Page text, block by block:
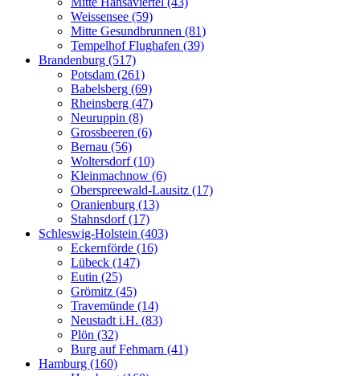
Weissensee (59)
Mitte Gesundbrunnen (81)
Tempelhof Flughafen (39)
Brandenburg (517)
Potsdam (261)
Babelsberg (69)
Rheinsberg (47)
Neuruppin (8)
Grossbeeren (6)
Bernau (56)
Woltersdorf (10)
Kleinmachnow (6)
Oberspreewald-Lausitz (17)
Oranienburg (13)
Stahnsdorf (17)
Schleswig-Holstein (403)
Eckernförde (16)
Lübeck (147)
Eutin (25)
Grömitz (45)
Travemünde (14)
Neustadt i.H. (83)
Plön (32)
Burg auf Fehmarn (41)
Hamburg (160)